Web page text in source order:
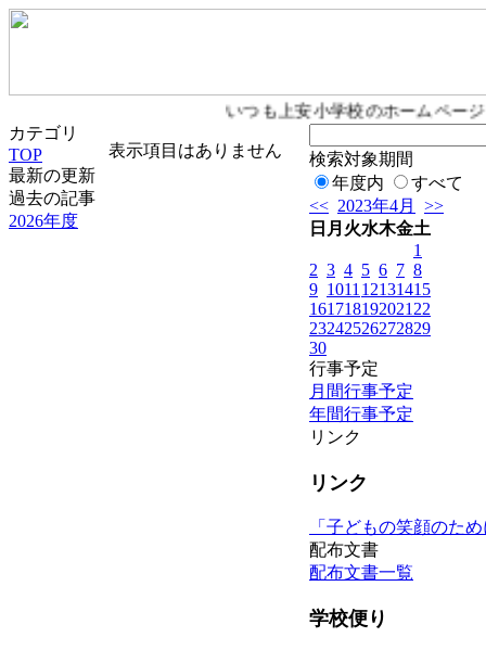
いつも上安小学校のホームペー
カテゴリ
TOP
最新の更新
過去の記事
2026年度
表示項目はありません
検索対象期間
年度内
すべて
<< 2023年4月
>>
日 月 火水木金土
1
2 3 4 5 6 7 8
9 1011 12131415
161718192021 22
23242526272829
30
行事予定
月間行事予定
年間行事予定
リンク
リンク
「子どもの笑顔のた
配布文書
配布文書一覧
学校便り